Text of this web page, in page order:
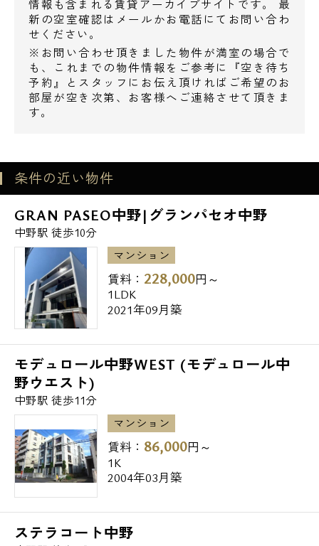
情報も含まれる賃貸アーカイブサイトです。 最
新の空室確認はメールかお電話にてお問い合わ
せください。
※お問い合わせ頂きました物件が満室の場合で
も、これまでの物件情報をご参考に『空き待ち
予約』とスタッフにお伝え頂ければご希望のお
部屋が空き次第、お客様へご連絡させて頂きま
す。
条件の近い物件
GRAN PASEO中野|グランパセオ中野
中野駅 徒歩10分
マンション
賃料： 228,000円～
1LDK
2021年09月築
モデュロール中野WEST (モデュロール中
野ウエスト)
中野駅 徒歩11分
マンション
賃料： 86,000円～
1K
2004年03月築
ステラコート中野
電話でお問い合わせ
0120-500-529
メールでお問い合わせ
お問い合わせ